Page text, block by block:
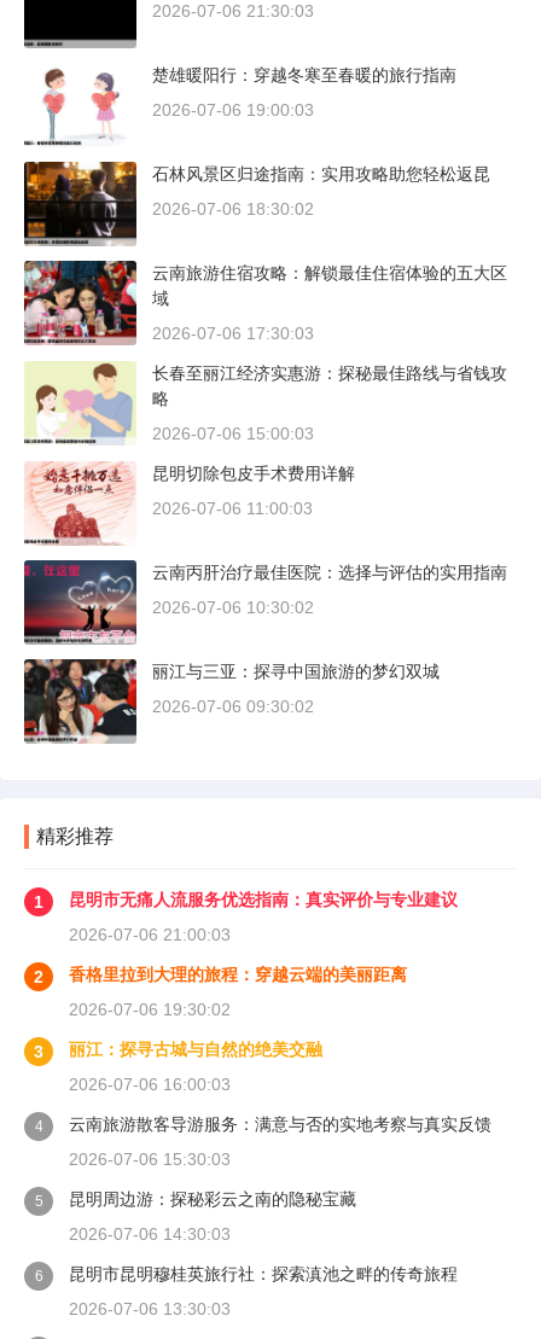
2026-07-06 21:30:03
楚雄暖阳行：穿越冬寒至春暖的旅行指南
2026-07-06 19:00:03
石林风景区归途指南：实用攻略助您轻松返昆
2026-07-06 18:30:02
云南旅游住宿攻略：解锁最佳住宿体验的五大区
域
2026-07-06 17:30:03
长春至丽江经济实惠游：探秘最佳路线与省钱攻
略
2026-07-06 15:00:03
昆明切除包皮手术费用详解
2026-07-06 11:00:03
云南丙肝治疗最佳医院：选择与评估的实用指南
2026-07-06 10:30:02
丽江与三亚：探寻中国旅游的梦幻双城
2026-07-06 09:30:02
精彩推荐
1
昆明市无痛人流服务优选指南：真实评价与专业建议
2026-07-06 21:00:03
2
香格里拉到大理的旅程：穿越云端的美丽距离
2026-07-06 19:30:02
3
丽江：探寻古城与自然的绝美交融
2026-07-06 16:00:03
4
云南旅游散客导游服务：满意与否的实地考察与真实反馈
2026-07-06 15:30:03
5
昆明周边游：探秘彩云之南的隐秘宝藏
2026-07-06 14:30:03
6
昆明市昆明穆桂英旅行社：探索滇池之畔的传奇旅程
2026-07-06 13:30:03